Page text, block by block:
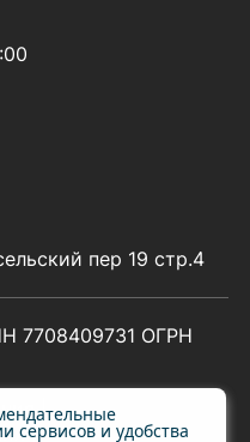
пер 19 стр.4
7708409731 ОГРН
сервисов и удобства
сохранение
Политика